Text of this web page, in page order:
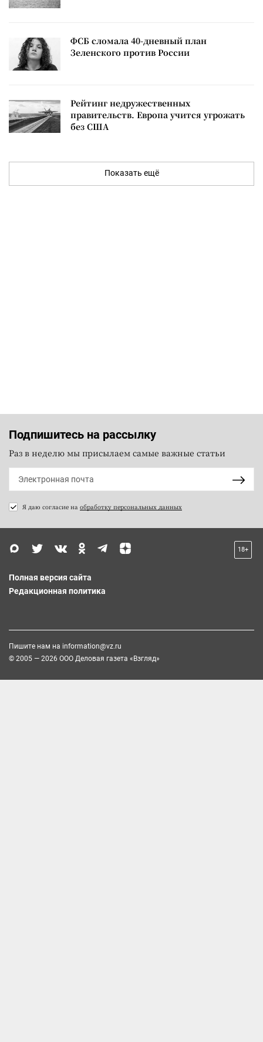
ФСБ сломала 40-дневный план
Зеленского против России
Рейтинг недружественных
правительств. Европа учится угрожать
без США
Показать ещё
Подпишитесь на рассылку
Раз в неделю мы присылаем самые важные статьи
Я даю согласие на обработку персональных данных
18+
Полная версия сайта
Редакционная политика
Пишите нам на information@vz.ru
© 2005 — 2026 ООО Деловая газета «Взгляд»